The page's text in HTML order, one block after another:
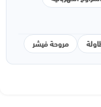
مروحة فيشر